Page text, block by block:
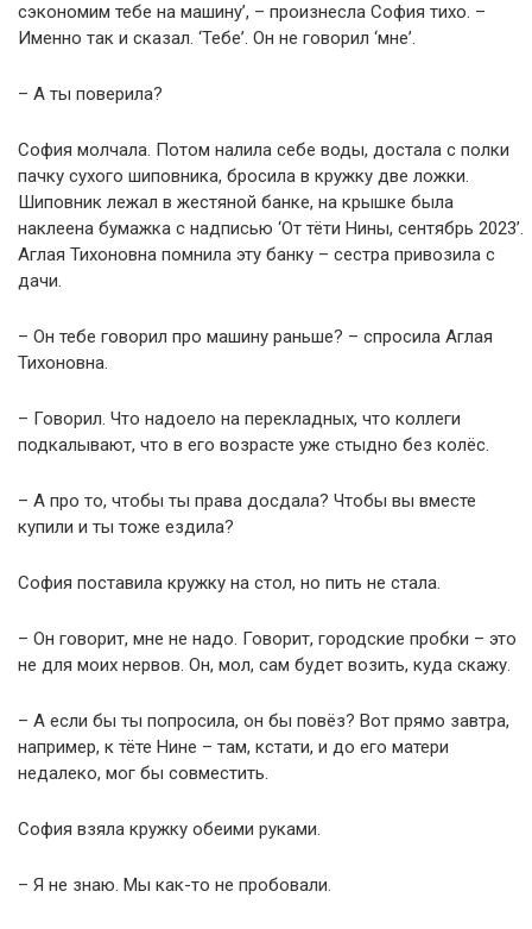
сэкономим тебе на машину’, – произнесла София тихо. –
Именно так и сказал. ‘Тебе’. Он не говорил ‘мне’.
– А ты поверила?
София молчала. Потом налила себе воды, достала с полки
пачку сухого шиповника, бросила в кружку две ложки.
Шиповник лежал в жестяной банке, на крышке была
наклеена бумажка с надписью ‘От тёти Нины, сентябрь 2023’.
Аглая Тихоновна помнила эту банку – сестра привозила с
дачи.
– Он тебе говорил про машину раньше? – спросила Аглая
Тихоновна.
– Говорил. Что надоело на перекладных, что коллеги
подкалывают, что в его возрасте уже стыдно без колёс.
– А про то, чтобы ты права досдала? Чтобы вы вместе
купили и ты тоже ездила?
София поставила кружку на стол, но пить не стала.
– Он говорит, мне не надо. Говорит, городские пробки – это
не для моих нервов. Он, мол, сам будет возить, куда скажу.
– А если бы ты попросила, он бы повёз? Вот прямо завтра,
например, к тёте Нине – там, кстати, и до его матери
недалеко, мог бы совместить.
София взяла кружку обеими руками.
– Я не знаю. Мы как-то не пробовали.